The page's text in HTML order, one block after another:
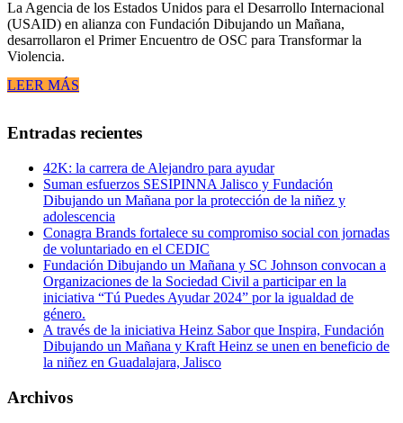
La Agencia de los Estados Unidos para el Desarrollo Internacional
(USAID) en alianza con Fundación Dibujando un Mañana,
desarrollaron el Primer Encuentro de OSC para Transformar la
Violencia.
LEER MÁS
Entradas recientes
42K: la carrera de Alejandro para ayudar
Suman esfuerzos SESIPINNA Jalisco y Fundación
Dibujando un Mañana por la protección de la niñez y
adolescencia
Conagra Brands fortalece su compromiso social con jornadas
de voluntariado en el CEDIC
Fundación Dibujando un Mañana y SC Johnson convocan a
Organizaciones de la Sociedad Civil a participar en la
iniciativa “Tú Puedes Ayudar 2024” por la igualdad de
género.
A través de la iniciativa Heinz Sabor que Inspira, Fundación
Dibujando un Mañana y Kraft Heinz se unen en beneficio de
la niñez en Guadalajara, Jalisco
Archivos